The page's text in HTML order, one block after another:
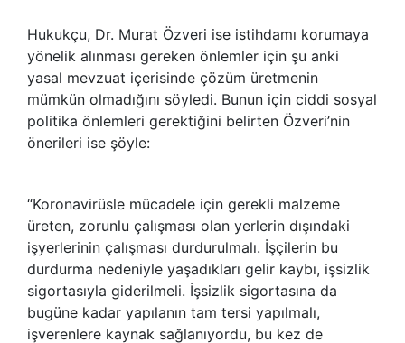
Hukukçu, Dr. Murat Özveri ise istihdamı korumaya
yönelik alınması gereken önlemler için şu anki
yasal mevzuat içerisinde çözüm üretmenin
mümkün olmadığını söyledi. Bunun için ciddi sosyal
politika önlemleri gerektiğini belirten Özveri’nin
önerileri ise şöyle:
“Koronavirüsle mücadele için gerekli malzeme
üreten, zorunlu çalışması olan yerlerin dışındaki
işyerlerinin çalışması durdurulmalı. İşçilerin bu
durdurma nedeniyle yaşadıkları gelir kaybı, işsizlik
sigortasıyla giderilmeli. İşsizlik sigortasına da
bugüne kadar yapılanın tam tersi yapılmalı,
işverenlere kaynak sağlanıyordu, bu kez de